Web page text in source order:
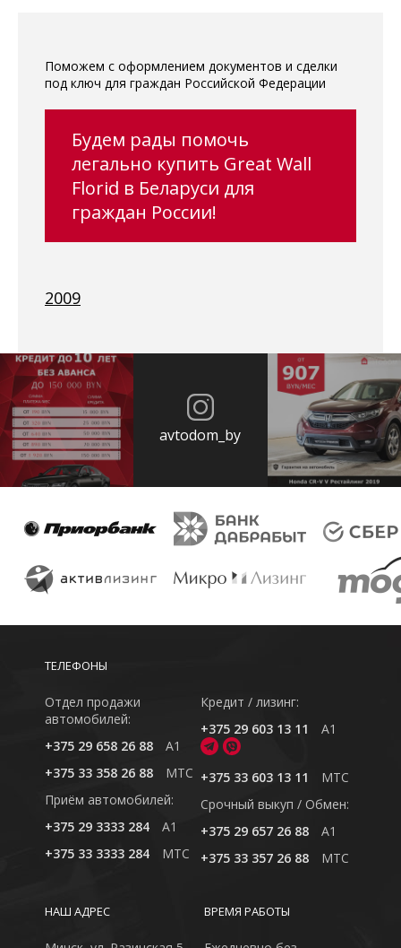
Поможем с оформлением документов и сделки
под ключ для граждан Российской Федерации
Будем рады помочь
легально купить Great Wall
Florid в Беларуси для
граждан России!
2009
avtodom_by
ТЕЛЕФОНЫ
Отдел продажи
автомобилей:
+375 29 658 26 88
A1
+375 33 358 26 88
MTC
Приём автомобилей:
+375 29 3333 284
A1
+375 33 3333 284
MTC
Кредит / лизинг:
+375 29 603 13 11
A1
+375 33 603 13 11
MTC
Cрочный выкуп / Обмен:
+375 29 657 26 88
A1
+375 33 357 26 88
MTC
ВРЕМЯ РАБОТЫ
НАШ АДРЕС